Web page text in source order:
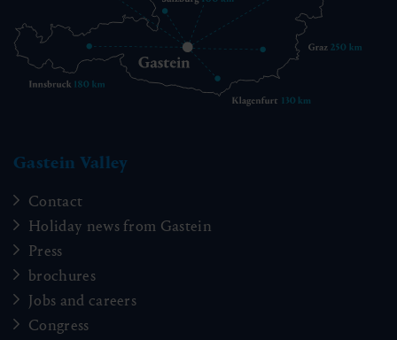
Gastein Valley
Contact
Holiday news from Gastein
Press
brochures
Jobs and careers
Congress